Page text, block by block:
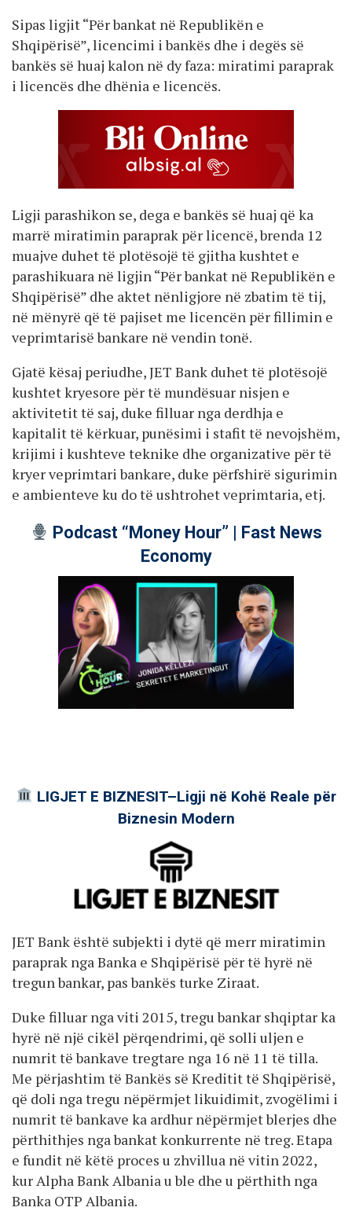
Sipas ligjit “Për bankat në Republikën e
Shqipërisë”, licencimi i bankës dhe i degës së
bankës së huaj kalon në dy faza: miratimi paraprak
i licencës dhe dhënia e licencës.
Ligji parashikon se, dega e bankës së huaj që ka
marrë miratimin paraprak për licencë, brenda 12
muajve duhet të plotësojë të gjitha kushtet e
parashikuara në ligjin “Për bankat në Republikën e
Shqipërisë” dhe aktet nënligjore në zbatim të tij,
në mënyrë që të pajiset me licencën për fillimin e
veprimtarisë bankare në vendin tonë.
Gjatë kësaj periudhe, JET Bank duhet të plotësojë
kushtet kryesore për të mundësuar nisjen e
aktivitetit të saj, duke filluar nga derdhja e
kapitalit të kërkuar, punësimi i stafit të nevojshëm,
krijimi i kushteve teknike dhe organizative për të
kryer veprimtari bankare, duke përfshirë sigurimin
e ambienteve ku do të ushtrohet veprimtaria, etj.
Podcast “Money Hour” | Fast News
Economy
LIGJET E BIZNESIT–Ligji në Kohë Reale për
Biznesin Modern
JET Bank është subjekti i dytë që merr miratimin
paraprak nga Banka e Shqipërisë për të hyrë në
tregun bankar, pas bankës turke Ziraat.
Duke filluar nga viti 2015, tregu bankar shqiptar ka
hyrë në një cikël përqendrimi, që solli uljen e
numrit të bankave tregtare nga 16 në 11 të tilla.
Me përjashtim të Bankës së Kreditit të Shqipërisë,
që doli nga tregu nëpërmjet likuidimit, zvogëlimi i
numrit të bankave ka ardhur nëpërmjet blerjes dhe
përthithjes nga bankat konkurrente në treg. Etapa
e fundit në këtë proces u zhvillua në vitin 2022,
kur Alpha Bank Albania u ble dhe u përthith nga
Banka OTP Albania.